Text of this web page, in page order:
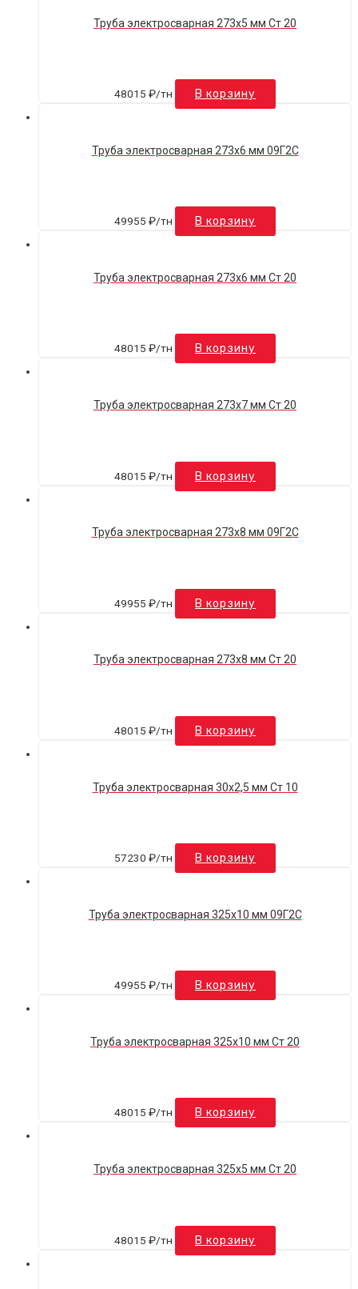
Труба электросварная 273х5 мм Ст 20
48015 ₽/тн В корзину
Труба электросварная 273х6 мм 09Г2С
49955 ₽/тн В корзину
Труба электросварная 273х6 мм Ст 20
48015 ₽/тн В корзину
Труба электросварная 273х7 мм Ст 20
48015 ₽/тн В корзину
Труба электросварная 273х8 мм 09Г2С
49955 ₽/тн В корзину
Труба электросварная 273х8 мм Ст 20
48015 ₽/тн В корзину
Труба электросварная 30х2,5 мм Ст 10
57230 ₽/тн В корзину
Труба электросварная 325х10 мм 09Г2С
49955 ₽/тн В корзину
Труба электросварная 325х10 мм Ст 20
48015 ₽/тн В корзину
Труба электросварная 325х5 мм Ст 20
48015 ₽/тн В корзину